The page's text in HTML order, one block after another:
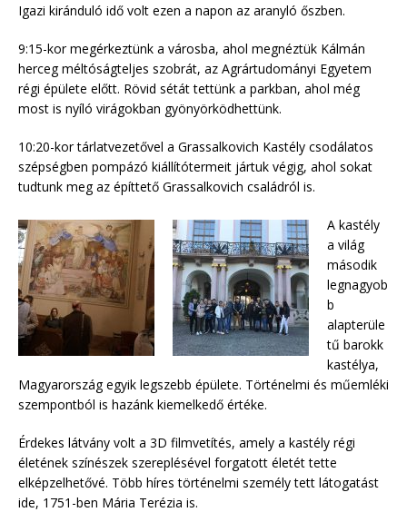
Igazi kiránduló idő volt ezen a napon az aranyló őszben.
9:15-kor megérkeztünk a városba, ahol megnéztük Kálmán
herceg méltóságteljes szobrát, az Agrártudományi Egyetem
régi épülete előtt. Rövid sétát tettünk a parkban, ahol még
most is nyíló virágokban gyönyörködhettünk.
10:20-kor tárlatvezetővel a Grassalkovich Kastély csodálatos
szépségben pompázó kiállítótermeit jártuk végig, ahol sokat
tudtunk meg az építtető Grassalkovich családról is.
A kastély
a világ
második
legnagyob
b
alapterüle
tű barokk
kastélya,
Magyarország egyik legszebb épülete. Történelmi és műemléki
szempontból is hazánk kiemelkedő értéke.
Érdekes látvány volt a 3D filmvetítés, amely a kastély régi
életének színészek szereplésével forgatott életét tette
elképzelhetővé. Több híres történelmi személy tett látogatást
ide, 1751-ben Mária Terézia is.